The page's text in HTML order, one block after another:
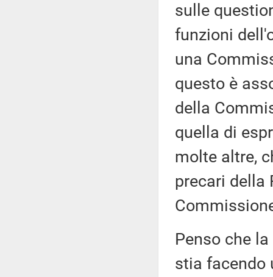
sulle
funzioni
una
questo è
della
quella di
molte altre,
precari della
Penso che
stia facendo